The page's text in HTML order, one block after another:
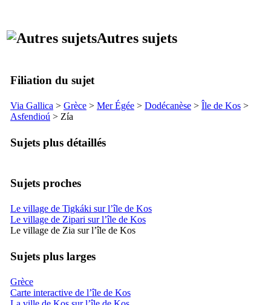
Autres sujets
Filiation du sujet
Via Gallica > Grèce > Mer Égée > Dodécanèse > Île de Kos >
Asfendioú > Zía
Sujets plus détaillés
Sujets proches
Le village de Tigkáki sur l’île de Kos
Le village de Zipari sur l’île de Kos
Le village de Zia sur l’île de Kos
Sujets plus larges
Grèce
Carte interactive de l’île de Kos